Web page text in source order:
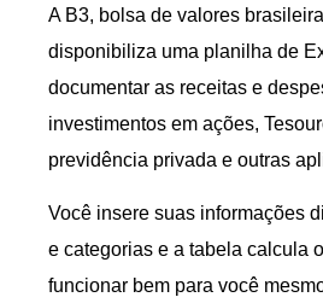
A B3, bolsa de valores
disponibiliza uma planilha de
documentar as receitas e
investimentos em ações,
previdência privada e outras
Você insere suas informações
e categorias e a tabela calcula
funcionar bem para você